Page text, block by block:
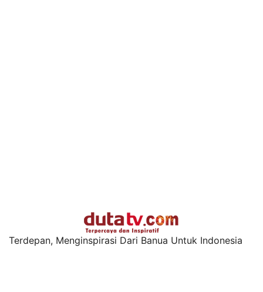
Terdepan, Menginspirasi Dari Banua Untuk Indonesia